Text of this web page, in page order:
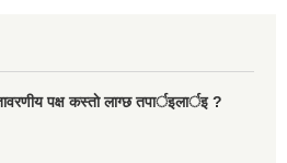
पक्ष कस्ताे लाग्छ तपार्इलार्इ ?